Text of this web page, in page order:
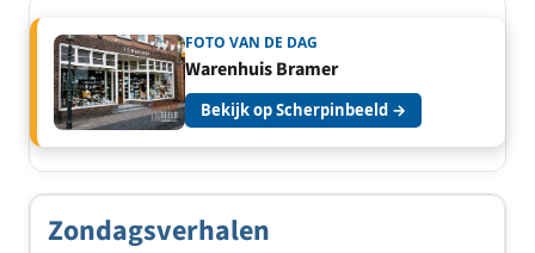
FOTO VAN DE DAG
Warenhuis Bramer
Bekijk op Scherpinbeeld →
Zondagsverhalen